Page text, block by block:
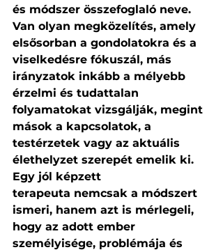
és módszer összefoglaló neve.
Van olyan megközelítés, amely
elsősorban a gondolatokra és a
viselkedésre fókuszál, más
irányzatok inkább a mélyebb
érzelmi és tudattalan
folyamatokat vizsgálják, megint
mások a kapcsolatok, a
testérzetek vagy az aktuális
élethelyzet szerepét emelik ki.
Egy jól képzett
terapeuta nemcsak a módszert
ismeri, hanem azt is mérlegeli,
hogy az adott ember
személyisége, problémája és